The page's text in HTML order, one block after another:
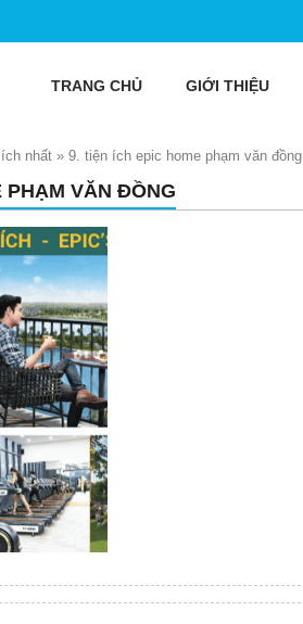
TRANG CHỦ GIỚI THIỆU
nhất » 9. tiện ích epic home phạm văn đồng
PHẠM VĂN ĐỒNG